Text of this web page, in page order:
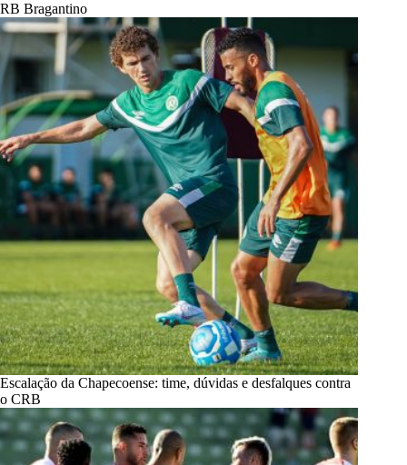
RB Bragantino
Escalação da Chapecoense: time, dúvidas e desfalques contra
o CRB